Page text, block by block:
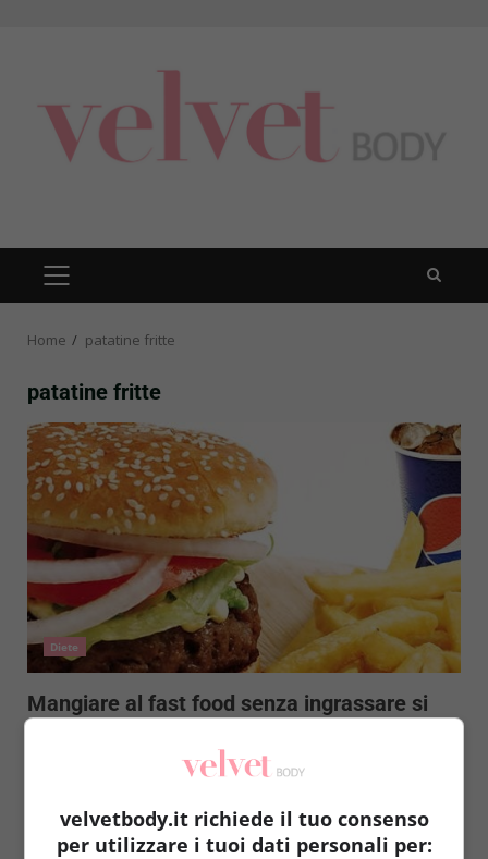
PRIMARY
MENU
Home patatine fritte
patatine fritte
Diete
Mangiare al fast food senza ingrassare si
9 Giugno 2014
sicuramente salutare ne tanto meno fa bene alla...
velvetbody.it richiede il tuo consenso
per utilizzare i tuoi dati personali per: